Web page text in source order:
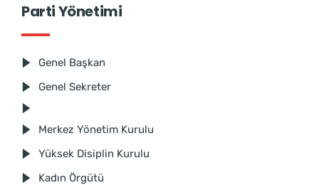
Parti Yönetimi
Genel Başkan
Genel Sekreter
Merkez Yönetim Kurulu
Yüksek Disiplin Kurulu
Kadın Örgütü